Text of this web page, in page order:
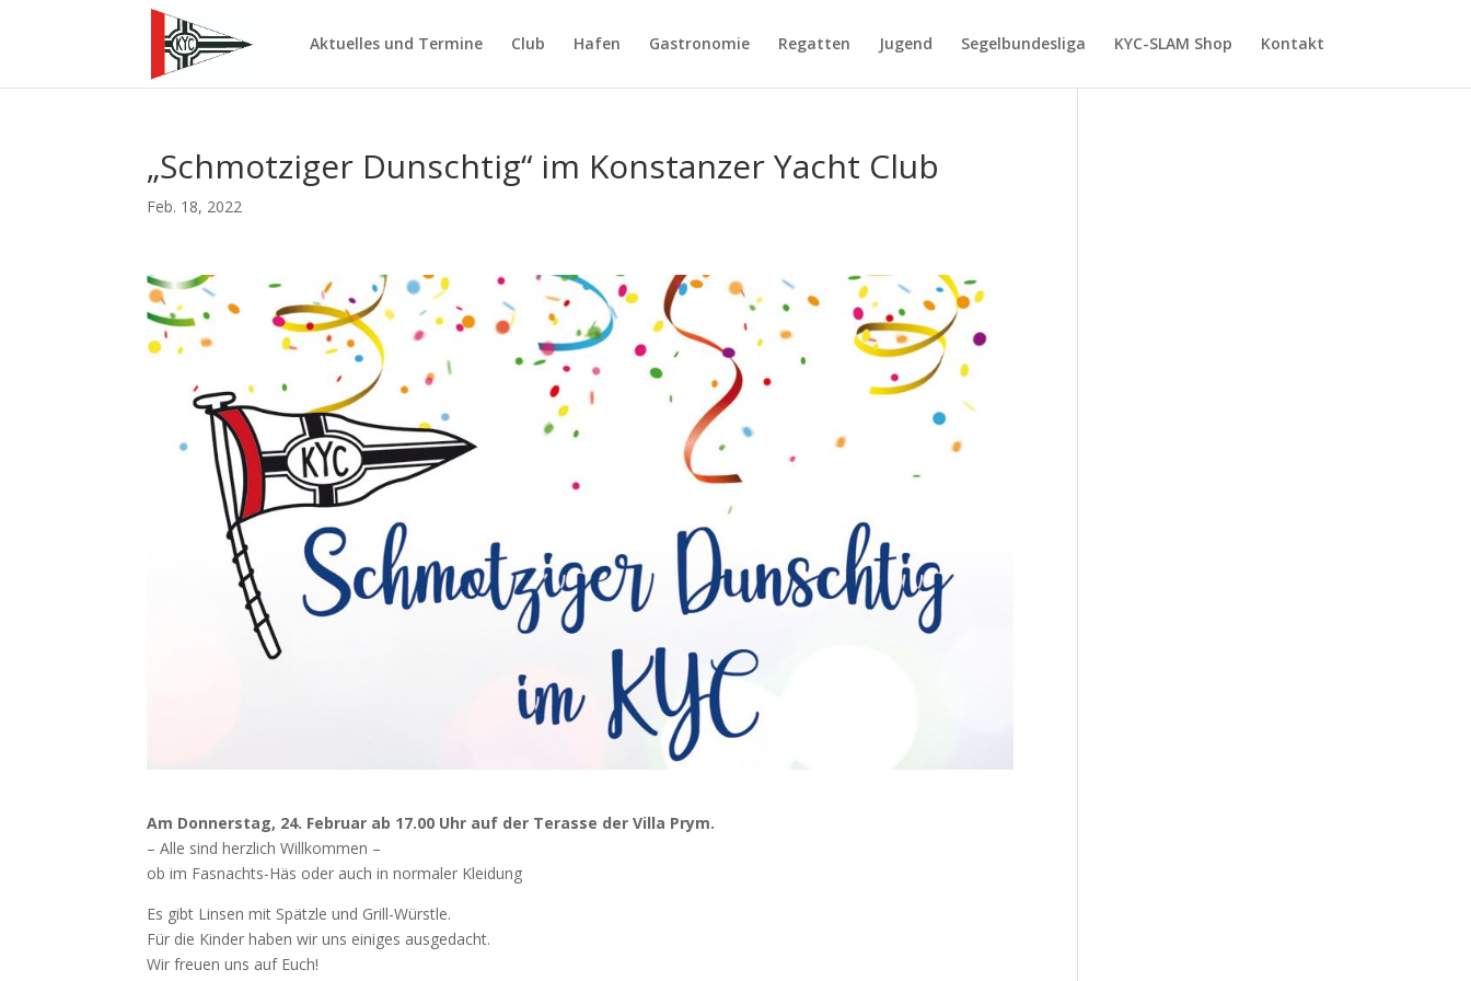
Aktuelles und Termine Club Hafen Gastronomie Regatten Jugend Segelbundesliga KYC-SLAM Shop Kontakt
„Schmotziger Dunschtig“ im Konstanzer Yacht Club
Feb. 18, 2022
Am Donnerstag, 24. Februar ab 17.00 Uhr auf der Terasse der Villa Prym.
– Alle sind herzlich Willkommen –
ob im Fasnachts-Häs oder auch in normaler Kleidung
Es gibt Linsen mit Spätzle und Grill-Würstle.
Für die Kinder haben wir uns einiges ausgedacht.
Wir freuen uns auf Euch!